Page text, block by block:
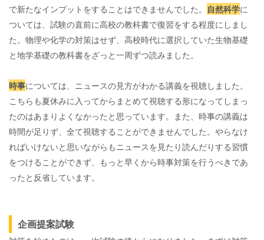
で新たなインプットをすることはできませんでした。 自然科学に
ついては、試験の直前に高校の教科書で復習をする程度にしまし
た。物理や化学の対策はせず、高校時代に選択していた生物基礎
と地学基礎の教科書をざっと一周ずつ読みました。
時事については、ニュースの見方がわかる講義を視聴しました。
こちらも夏休みに入ってからまとめて視聴する形になってしまっ
たのはあまりよくなかったと思っています。また、時事の講義は
時間が足りず、全て視聴することができませんでした。やらなけ
ればいけないと思いながらもニュースを見たり読んだりする習慣
をつけることができず、もっと早くから時事対策を行うべきであ
ったと反省しています。
企画提案試験